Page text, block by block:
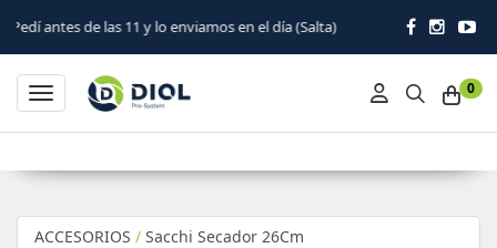
las 11 y lo enviamos en el día (Salta)
0
Toggle navigation
ACCESORIOS / Sacchi Secador 26Cm